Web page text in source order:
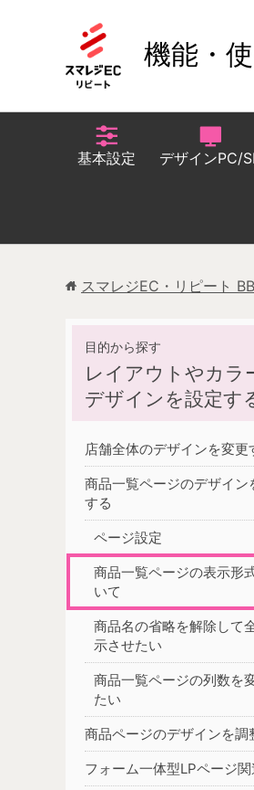
機能・
基本設定 デザインPC/
スマレジEC・リピート
レイアウトやカラ
デザインを設定す
店舗全体のデザインを変更
商品一覧ページのデザイン
する
ページ設定
商品一覧ページの表示形
いて
商品名の省略を解除して
示させたい
商品一覧ページの列数を
たい
商品ページのデザインを調
フォーム一体型LPページ関